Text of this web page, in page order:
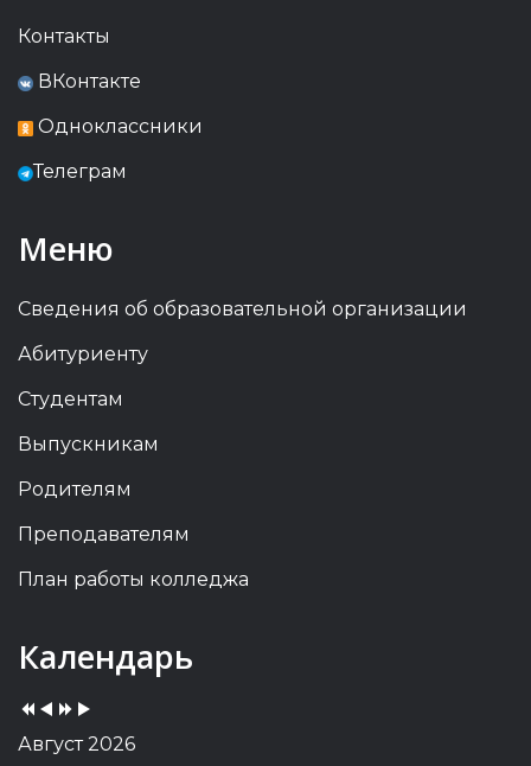
Контакты
ВКонтакте
Одноклассники
Телеграм
Меню
Сведения об образовательной организации
Абитуриенту
Студентам
Выпускникам
Родителям
Преподавателям
План работы колледжа
Календарь
Previous
Year
Previous
Month
YearMonth
Август 2026